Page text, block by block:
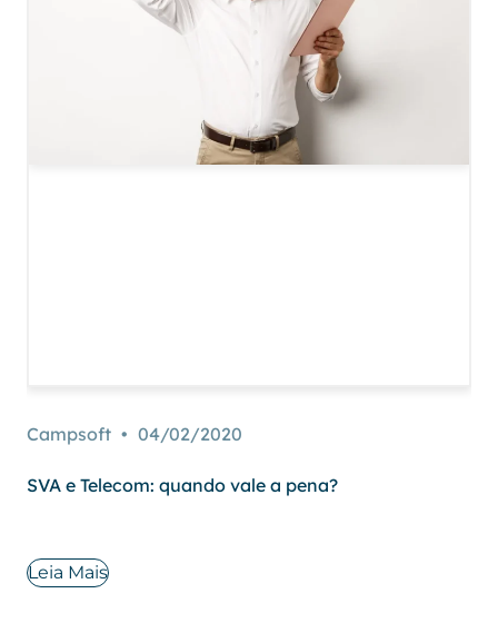
SVA e Telecom: quando vale a pena?
Leia Mais
Campsoft 04/02/2020